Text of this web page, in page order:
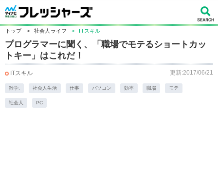
トップ > 社会人ライフ > ITスキル
プログラマーに聞く、「職場でモテるショートカッ
トキー」はこれだ！
ITスキル 更新:2017/06/21
雑学. 社会人生活 仕事 パソコン 効率 職場 モテ
社会人 PC